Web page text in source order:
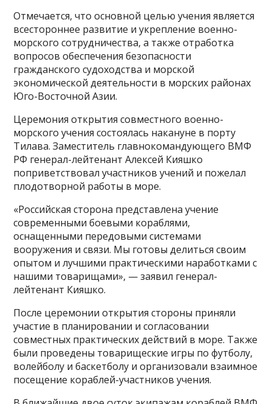
Отмечается, что основной целью учения является
всестороннее развитие и укрепление военно-
морского сотрудничества, а также отработка
вопросов обеспечения безопасности
гражданского судоходства и морской
экономической деятельности в морских районах
Юго-Восточной Азии.
Церемония открытия совместного военно-
морского учения состоялась накануне в порту
Тилава. Заместитель главнокомандующего ВМФ
РФ генерал-лейтенант Алексей Кияшко
поприветствовал участников учений и пожелал
плодотворной работы в море.
«Российская сторона представлена учение
современными боевыми кораблями,
оснащенными передовыми системами
вооружения и связи. Мы готовы делиться своим
опытом и лучшими практическими наработками с
нашими товарищами», — заявил генерал-
лейтенант Кияшко.
После церемонии открытия стороны приняли
участие в планировании и согласовании
совместных практических действий в море. Также
были проведены товарищеские игры по футболу,
волейболу и баскетболу и организовали взаимное
посещение кораблей-участников учения.